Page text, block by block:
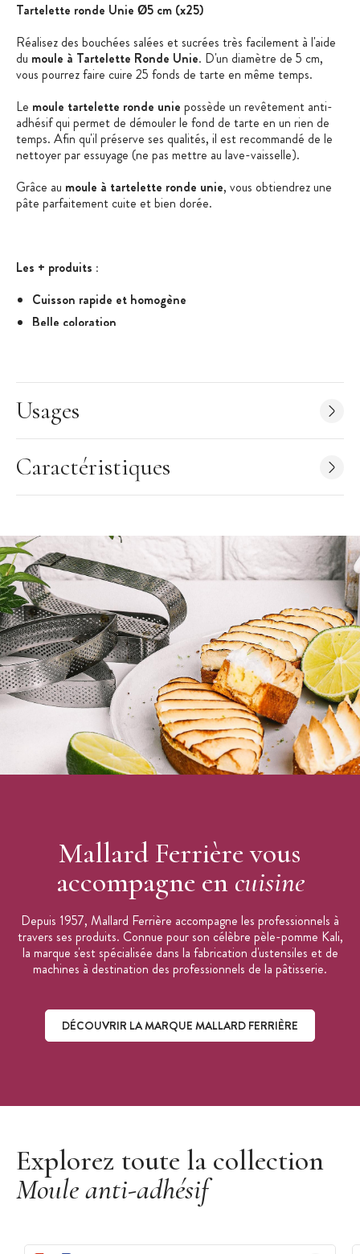
Tartelette ronde Unie Ø5 cm (x25)
Réalisez des bouchées salées et sucrées très facilement à l'aide
du moule à Tartelette Ronde Unie. D'un diamètre de 5 cm,
vous pourrez faire cuire 25 fonds de tarte en même temps.
Le moule tartelette ronde unie possède un revêtement anti-
adhésif qui permet de démouler le fond de tarte en un rien de
temps. Afin qu'il préserve ses qualités, il est recommandé de le
nettoyer par essuyage (ne pas mettre au lave-vaisselle).
Grâce au moule à tartelette ronde unie, vous obtiendrez une
pâte parfaitement cuite et bien dorée.
Les + produits :
Cuisson rapide et homogène
Belle coloration
Moule tartelette ronde unie
Diamètre : 5 cm
Quantité : 25 moules
Moule anti-adhésif
abrasive
Conseils d'utilisation: graisser le moule pour les 2-3 premières
utilisations.
Conseils d'entretien: nettoyer par essuyage
Usages
Caractéristiques
Mallard Ferrière vous
accompagne en cuisine
Depuis 1957, Mallard Ferrière accompagne les professionnels à
travers ses produits. Connue pour son célèbre pèle-pomme Kali,
la marque s'est spécialisée dans la fabrication d'ustensiles et de
machines à destination des professionnels de la pâtisserie.
DÉCOUVRIR LA MARQUE MALLARD FERRIÈRE
Explorez toute la collection
Moule anti-adhésif